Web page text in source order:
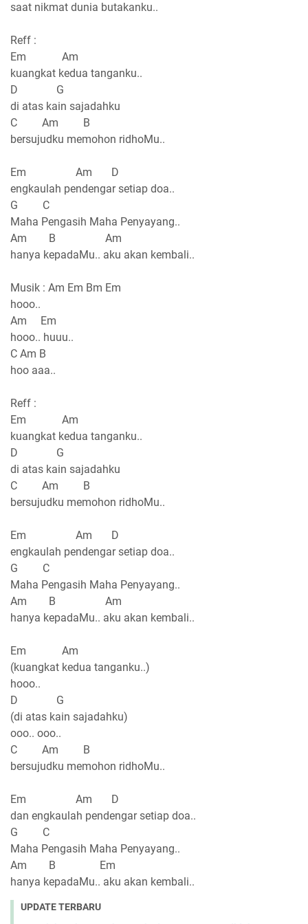
saat nikmat dunia butakanku..
Reff :
Em Am
kuangkat kedua tanganku..
D G
di atas kain sajadahku
C Am B
bersujudku memohon ridhoMu..
Em Am D
engkaulah pendengar setiap doa..
G C
Maha Pengasih Maha Penyayang..
Am B Am
hanya kepadaMu.. aku akan kembali..
Musik : Am Em Bm Em
hooo..
Am Em
hooo.. huuu..
C Am B
hoo aaa..
Reff :
Em Am
kuangkat kedua tanganku..
D G
di atas kain sajadahku
C Am B
bersujudku memohon ridhoMu..
Em Am D
engkaulah pendengar setiap doa..
G C
Maha Pengasih Maha Penyayang..
Am B Am
hanya kepadaMu.. aku akan kembali..
Em Am
(kuangkat kedua tanganku..)
hooo..
D G
(di atas kain sajadahku)
ooo.. ooo..
C Am B
bersujudku memohon ridhoMu..
Em Am D
dan engkaulah pendengar setiap doa..
G C
Maha Pengasih Maha Penyayang..
Am B Em
hanya kepadaMu.. aku akan kembali..
UPDATE TERBARU